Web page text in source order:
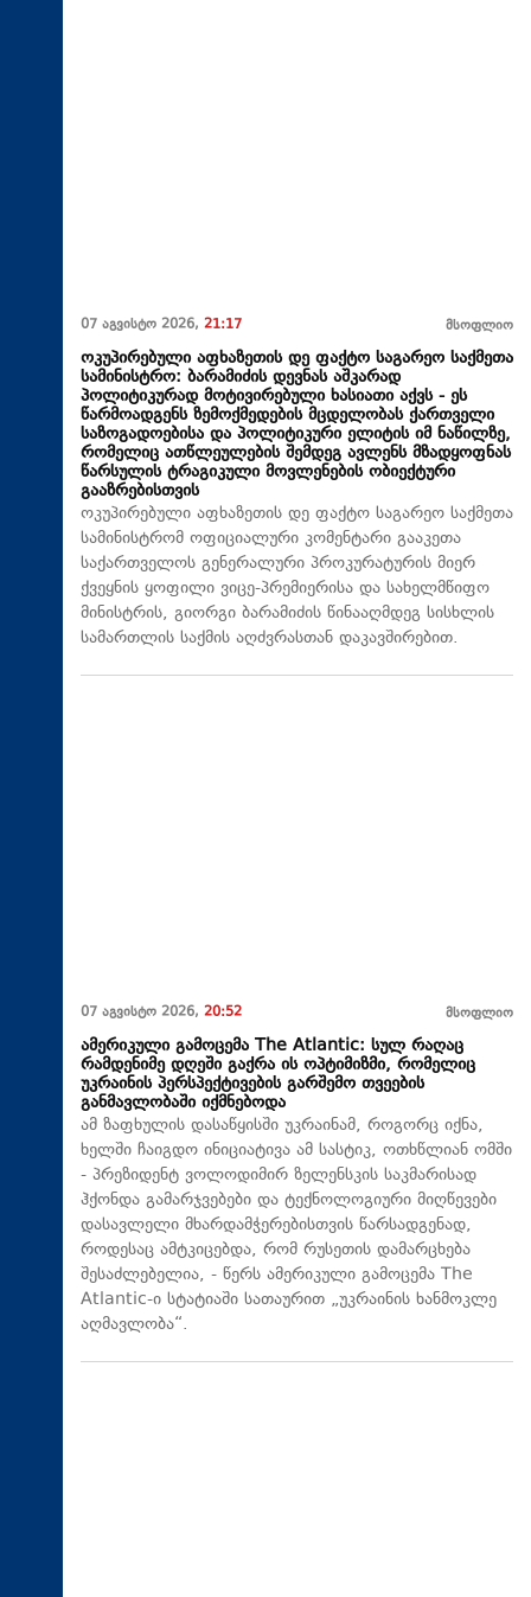
07 აგვისტო 2026, 21:17 მსოფლიო
ოკუპირებული აფხაზეთის დე ფაქტო საგარეო საქმეთა
სამინისტრო: ბარამიძის დევნას აშკარად
პოლიტიკურად მოტივირებული ხასიათი აქვს - ეს
წარმოადგენს ზემოქმედების მცდელობას ქართველი
საზოგადოებისა და პოლიტიკური ელიტის იმ ნაწილზე,
რომელიც ათწლეულების შემდეგ ავლენს მზადყოფნას
წარსულის ტრაგიკული მოვლენების ობიექტური
გააზრებისთვის
ოკუპირებული აფხაზეთის დე ფაქტო საგარეო საქმეთა
სამინისტრომ ოფიციალური კომენტარი გააკეთა
საქართველოს გენერალური პროკურატურის მიერ
ქვეყნის ყოფილი ვიცე-პრემიერისა და სახელმწიფო
მინისტრის, გიორგი ბარამიძის წინააღმდეგ სისხლის
სამართლის საქმის აღძვრასთან დაკავშირებით.
07 აგვისტო 2026, 20:52 მსოფლიო
ამერიკული გამოცემა The Atlantic: სულ რაღაც
რამდენიმე დღეში გაქრა ის ოპტიმიზმი, რომელიც
უკრაინის პერსპექტივების გარშემო თვეების
განმავლობაში იქმნებოდა
ამ ზაფხულის დასაწყისში უკრაინამ, როგორც იქნა,
ხელში ჩაიგდო ინიციატივა ამ სასტიკ, ოთხწლიან ომში
- პრეზიდენტ ვოლოდიმირ ზელენსკის საკმარისად
ჰქონდა გამარჯვებები და ტექნოლოგიური მიღწევები
დასავლელი მხარდამჭერებისთვის წარსადგენად,
როდესაც ამტკიცებდა, რომ რუსეთის დამარცხება
შესაძლებელია, - წერს ამერიკული გამოცემა The
Atlantic-ი სტატიაში სათაურით „უკრაინის ხანმოკლე
აღმავლობა“.